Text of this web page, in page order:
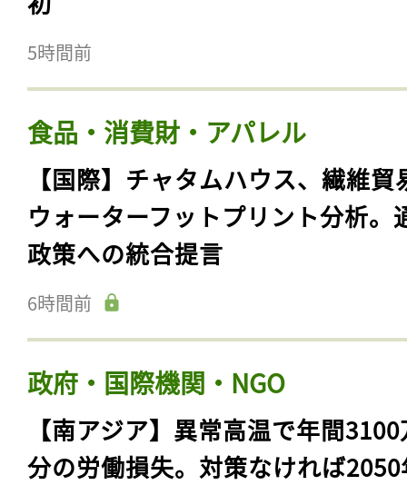
5時間前
食品・消費財・アパレル
【国際】チャタムハウス、繊維貿
ウォーターフットプリント分析。
政策への統合提言
6時間前
政府・国際機関・NGO
【南アジア】異常高温で年間
分の労働損失。対策なければ